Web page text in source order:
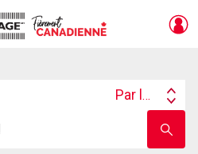
Search
Par lieu
nom